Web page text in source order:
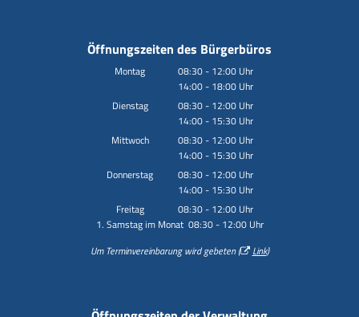
Öffnungszeiten des Bürgerbüros
Montag 08:30- 12:00 Uhr
Von 08:30 bis 12:00 Uhr
14:00- 18:00 Uhr
Von 14:00 bis 18:00 Uhr
Dienstag 08:30- 12:00 Uhr
Von 08:30 bis 12:00 Uhr
14:00- 15:30 Uhr
Von 14:00 bis 15:30 Uhr
Mittwoch 08:30- 12:00 Uhr
Von 08:30 bis 12:00 Uhr
14:00- 15:30 Uhr
Von 14:00 bis 15:30 Uhr
Donnerstag 08:30- 12:00 Uhr
Von 08:30 bis 12:00 Uhr
14:00- 15:30 Uhr
Von 14:00 bis 15:30 Uhr
Freitag 08:30- 12:00 Uhr
Von 08:30 bis 12:00 Uhr
1. Samstag im Monat 08:30 - 12:00 Uhr
Um Terminvereinbarung wird gebeten (
Link)